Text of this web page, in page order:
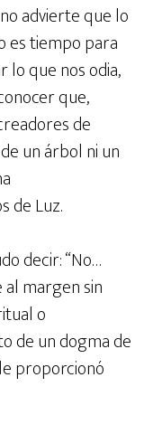
advierte que lo
es tiempo para
lo que nos odia,
que,
de
un árbol ni un
de Luz.
decir: “No…
margen sin
o
de un dogma de
proporcionó